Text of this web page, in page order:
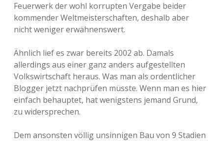
Feuerwerk der wohl korrupten Vergabe beider
kommender Weltmeisterschaften, deshalb aber
nicht weniger erwähnenswert.
Ähnlich lief es zwar bereits 2002 ab. Damals
allerdings aus einer ganz anders aufgestellten
Volkswirtschaft heraus. Was man als ordentlicher
Blogger jetzt nachprüfen müsste. Wenn man es hier
einfach behauptet, hat wenigstens jemand Grund,
zu widersprechen.
Dem ansonsten völlig unsinnigen Bau von 9 Stadien